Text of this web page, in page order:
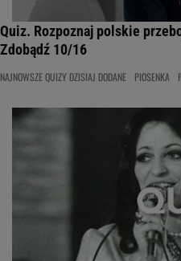
Quiz. Rozpoznaj polskie
Zdobądź 10/16
NAJNOWSZE QUIZY DZISIAJ DODANE PIOSENKA